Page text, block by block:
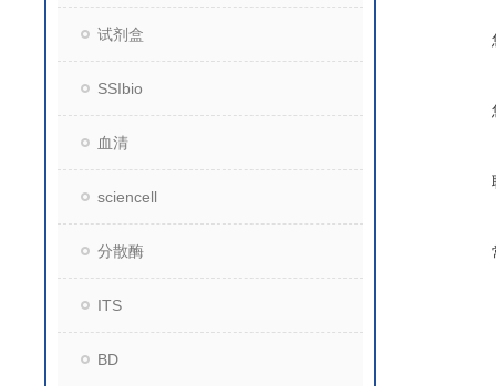
试剂盒
SSIbio
血清
sciencell
分散酶
ITS
BD